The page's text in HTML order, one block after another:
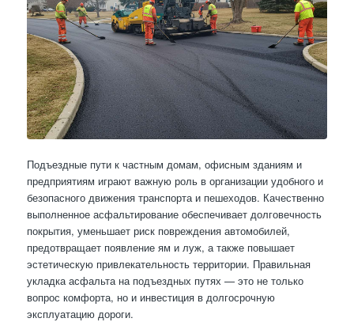
Подъездные пути к частным домам, офисным зданиям и
предприятиям играют важную роль в организации удобного и
безопасного движения транспорта и пешеходов. Качественно
выполненное асфальтирование обеспечивает долговечность
покрытия, уменьшает риск повреждения автомобилей,
предотвращает появление ям и луж, а также повышает
эстетическую привлекательность территории. Правильная
укладка асфальта на подъездных путях — это не только
вопрос комфорта, но и инвестиция в долгосрочную
эксплуатацию дороги.